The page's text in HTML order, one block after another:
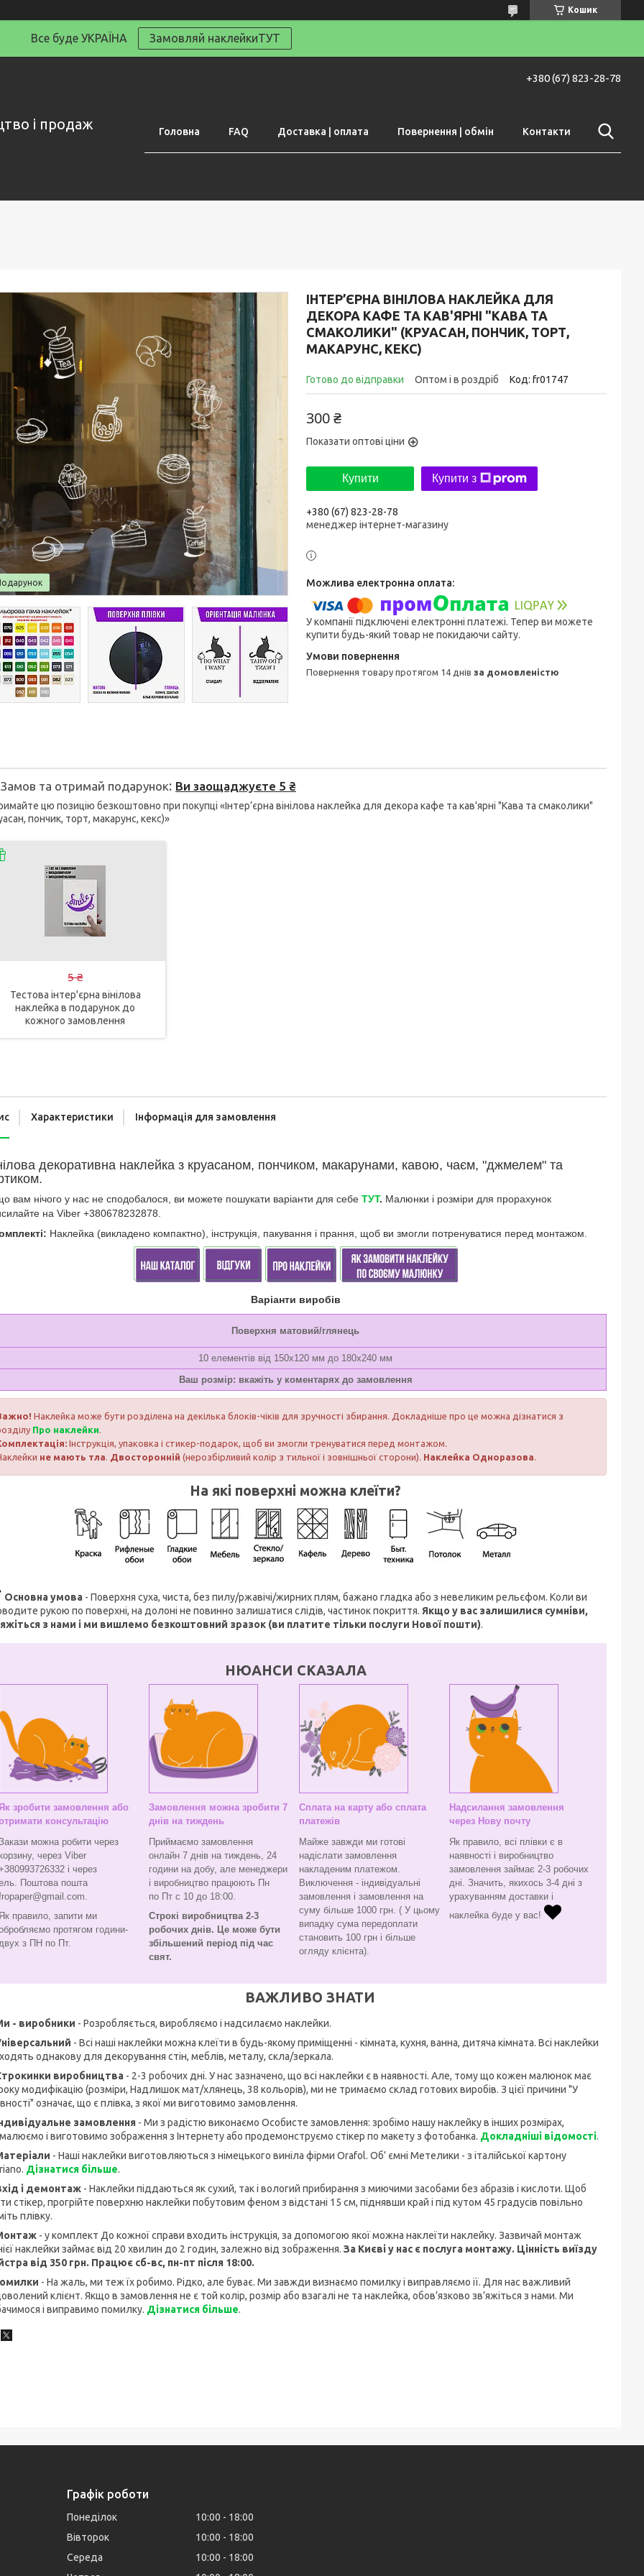
Кошик
Все буде УКРАЇНА Замовляй наклейкиТУТ
+380 (67) 823-28-78
і продаж
Головна FAQ Доставка | оплата Повернення | обмін Контакти
ІНТЕР’ЄРНА ВІНІЛОВА НАКЛЕЙКА ДЛЯ
ДЕКОРА КАФЕ ТА КАВ'ЯРНІ "КАВА ТА
СМАКОЛИКИ" (КРУАСАН, ПОНЧИК, ТОРТ,
МАКАРУНС, КЕКС)
Готово до відправки Оптом і в роздріб Код: fr01747
300 ₴
Показати оптові ціни
Купити Купити з
+380 (67) 823-28-78
менеджер інтернет-магазину
У компанії підключені електронні платежі. Тепер ви можете
купити будь-який товар не покидаючи сайту.
повернення товару протягом 14 днів за домовленістю
Замов та отримай подарунок Ви заощаджуєте 5 ₴
цю позицію безкоштовно при покупці «Інтер’єрна вінілова наклейка для декора кафе та кав'ярні "Кава та смаколики"
пончик, торт, макарунс, кекс)»
5 ₴
Тестова інтер'єрна вінілова
наклейка в подарунок до
кожного замовлення
Характеристики Інформація для замовлення
декоративна наклейка з круасаном, пончиком, макарунами, кавою, чаєм, "джмелем" та
вам нічого у нас не сподобалося, ви можете пошукати варіанти для себе ТУТ. Малюнки і розміри для прорахунок
на Viber +380678232878.
Наклейка (викладено компактно), інструкція, пакування і прання, щоб ви змогли потренуватися перед монтажом.
Варіанти виробів
Поверхня матовий/глянець
10 елементів від 150х120 мм до 180x240 мм
Ваш розмір: вкажіть у коментарях до замовлення
Наклейка може бути розділена на декілька блоків-чіків для зручності збирання. Докладніше про це можна дізнатися з
Про наклейки.
Інструкція, упаковка і стикер-подарок, щоб ви змогли тренуватися перед монтажом.
не мають тла. Двосторонній (нерозбірливий колір з тильної і зовнішньої сторони). Наклейка Одноразова.
На які поверхні можна клеїти?
Основна умова - Поверхня суха, чиста, без пилу/ржавічі/жирних плям, бажано гладка або з невеликим рельєфом. Коли ви
рукою по поверхні, на долоні не повинно залишатися слідів, частинок покриття. Якщо у вас залишилися сумніви,
з нами і ми вишлемо безкоштовний зразок (ви платите тільки послуги Нової пошти).
НЮАНСИ СКАЗАЛА
зробити замовлення або
консультацію
можна робити через
корзину, через Viber
і через
Поштова пошта
Як правило, запити ми
протягом години-
двух з ПН по Пт.
Замовлення можна зробити 7
днів на тиждень
Приймаємо замовлення
онлайн 7 днів на тиждень, 24
години на добу, але менеджери
і виробництво працюють Пн
по Пт с 10 до 18:00.
Строкі виробництва 2-3
робочих днів. Це може бути
збільшений період під час
свят.
Сплата на карту або сплата
платежів
Майже завжди ми готові
надіслати замовлення
накладеним платежом.
Виключення - індивідуальні
замовлення і замовлення на
суму більше 1000 грн. ( У цьому
випадку сума передоплати
становить 100 грн і більше
огляду клієнта).
Надсилання замовлення
через Нову почту
Як правило, всі плівки є в
наявності і виробництво
замовлення займає 2-3 робочих
дні. Значить, якихось 3-4 дні з
урахуванням доставки і
наклейка буде у вас!
ВАЖЛИВО ЗНАТИ
- виробники - Розробляється, виробляємо і надсилаємо наклейки.
- Всі наші наклейки можна клеїти в будь-якому приміщенні - кімната, кухня, ванна, дитяча кімната. Всі наклейки
однакову для декорування стін, меблів, металу, скла/зеркала.
виробництва - 2-3 робочих дні. У нас зазначено, що всі наклейки є в наявності. Але, тому що кожен малюнок має
модифікацію (розміри, Надлишок мат/хлянець, 38 кольорів), ми не тримаємо склад готових виробів. З цієї причини "У
означає, що є плівка, з якої ми виготовимо замовлення.
замовлення - Ми з радістю виконаємо Особисте замовлення: зробімо нашу наклейку в інших розмірах,
і виготовимо зображення з Інтернету або продемонструємо стікер по макету з фотобанка. Докладніші відомості.
- Наші наклейки виготовляються з німецького виніла фірми Orafol. Об’ ємні Метелики - з італійської картону
Дізнатися більше.
і демонтаж - Наклейки піддаються як сухий, так і вологий прибирання з миючими засобами без абразів і кислоти. Щоб
стікер, прогрійте поверхню наклейки побутовим феном з відстані 15 см, піднявши край і під кутом 45 градусів повільно
плівку.
- у комплект До кожної справи входить інструкція, за допомогою якої можна наклеїти наклейку. Зазвичай монтаж
наклейки займає від 20 хвилин до 2 годин, залежно від зображення. За Києві у нас є послуга монтажу. Цінність виїзду
від 350 грн. Працює сб-вс, пн-пт після 18:00.
- На жаль, ми теж їх робимо. Рідко, але буває. Ми завжди визнаємо помилку і виправляємо її. Для нас важливий
клієнт. Якщо в замовлення не є той колір, розмір або взагалі не та наклейка, обов’язково зв’яжіться з нами. Ми
і виправимо помилку. Дізнатися більше.
Графік роботи
Понеділок 10:00
18:00
Вівторок
10:00
18:00
Середа
10:00
18:00